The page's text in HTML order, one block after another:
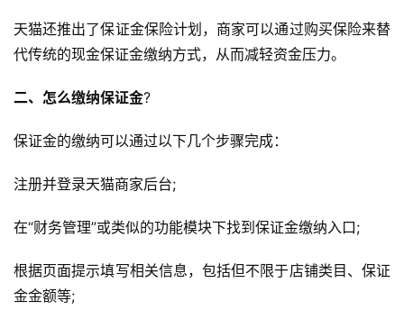
天猫还推出了保证金保险计划，商家可以通过购买保险来替
代传统的现金保证金缴纳方式，从而减轻资金压力。
二、怎么缴纳保证金?
保证金的缴纳可以通过以下几个步骤完成：
注册并登录天猫商家后台;
在“财务管理”或类似的功能模块下找到保证金缴纳入口;
根据页面提示填写相关信息，包括但不限于店铺类目、保证
金金额等;